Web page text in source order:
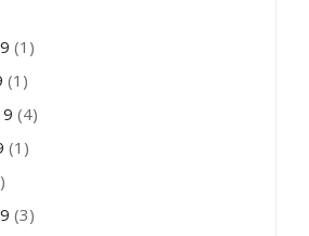
(1)
(1)
(4)
(1)
(3)